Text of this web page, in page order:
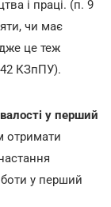
і праці. (п. 9
чи має
це теж
42 КЗпПУ).
у перший
отримати
у перший